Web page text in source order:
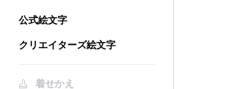
公式絵文字
クリエイターズ絵文字
着せかえ